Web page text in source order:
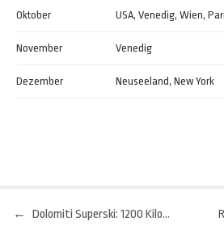
Oktober USA, Venedig, Wien,
November Venedig
Dezember Neuseeland, New York
Beitragsnavigation
← Dolomiti Superski: 1200 Kilometer mit einem Skipass